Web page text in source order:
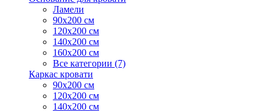
Ламели
90х200 см
120х200 см
140х200 см
160х200 см
Все категории (7)
Каркас кровати
90х200 см
120х200 см
140х200 см